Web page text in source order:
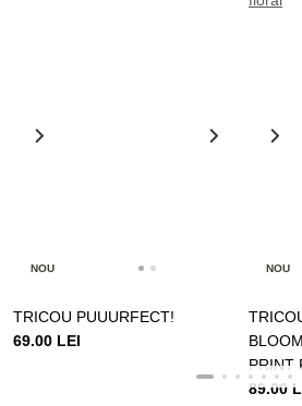
NOU
TRICOU PUUURFECT!
69.00 LEI
NOU
PRINT
89.00